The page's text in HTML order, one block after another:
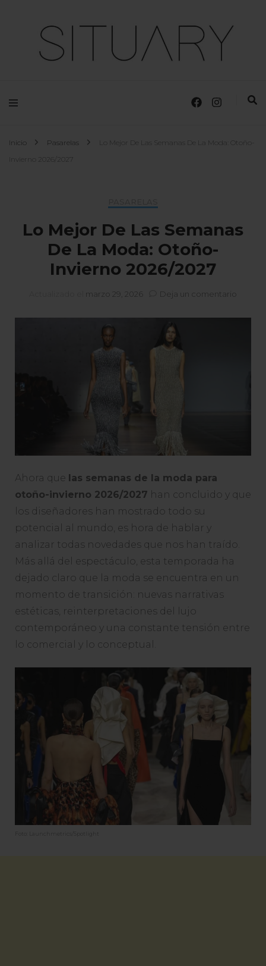
Inicio Pasarelas
Lo Mejor De Las Semanas De La Moda: Otoño-
Invierno 2026/2027
Lo Mejor De Las Semanas
De La Moda: Otoño-
Invierno 2026/2027
marzo 29, 2026 Deja un comentario
Mejor
Ahora que las semanas de la moda para
otoño-invierno 2026/2027 han concluido y que
los diseñadores han mostrado todo su
potencial al mundo, es hora de hablar y
analizar todas novedades que nos han traído.
Más allá del espectáculo, esta temporada ha
dejado claro que la moda se encuentra en un
momento de transición: nuevas narrativas
estéticas, reinterpretaciones del lujo
contemporáneo y una constante tensión entre
lo comercial y lo conceptual.
Foto: Launchmetrics/Spotlight